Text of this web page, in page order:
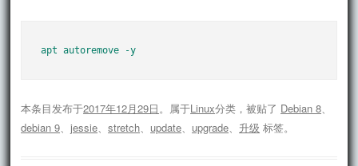
apt autoremove -y
本条目发布于2017年12月29日 。属于Linux分类，被贴了 Debian 8
debian 9 、jessie 、stretch update upgrade 升级 标签。